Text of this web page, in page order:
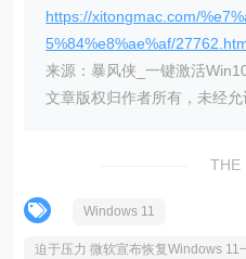
https://xitongmac.com/
5%84%e8%ae%af/
来源：暴风侠_一键激活
文章版权归作者所有，未经允
THE
Windows 11
迫于压力 微软宣布恢复Windows 11